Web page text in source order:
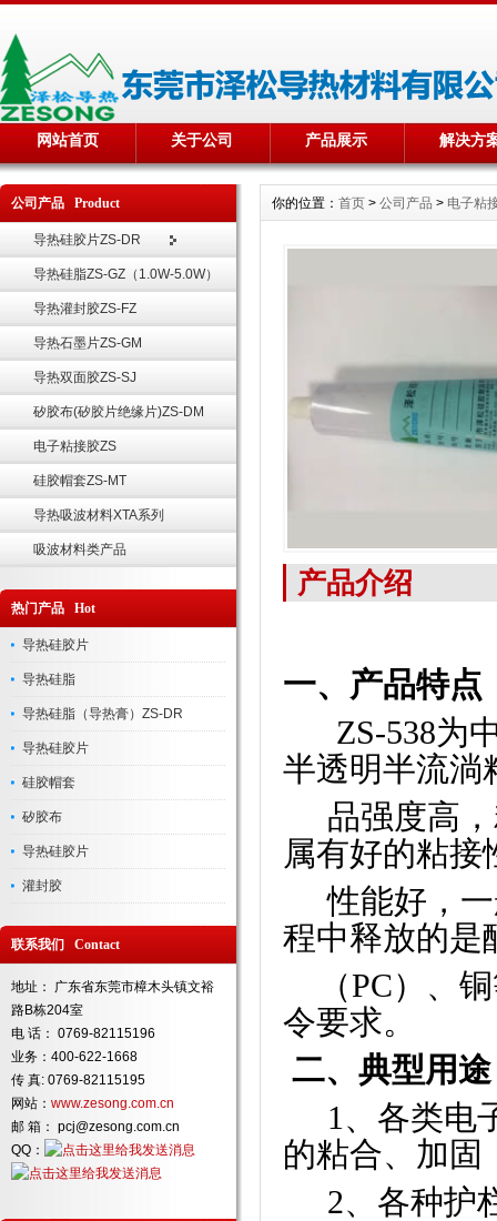
网站首页 关于公司 产品展示 解决方
公司产品 Product
导热硅胶片ZS-DR
导热硅脂ZS-GZ（1.0W-5.0W）
导热灌封胶ZS-FZ
导热石墨片ZS-GM
导热双面胶ZS-SJ
矽胶布(矽胶片绝缘片)ZS-DM
电子粘接胶ZS
硅胶帽套ZS-MT
导热吸波材料XTA系列
吸波材料类产品
热门产品 Hot
导热硅胶片
导热硅脂
导热硅脂（导热膏）ZS-DR
导热硅胶片
硅胶帽套
矽胶布
导热硅胶片
灌封胶
联系我们 Contact
地址： 广东省东莞市樟木头镇文裕
路B栋204室
电 话： 0769-82115196
业务：400-622-1668
传 真: 0769-82115195
网站： www.zesong.com.cn
邮 箱： pcj@zesong.com.cn
QQ：
你的位置： 首页 > 公司产品 > 电子粘
产品介绍
一、 产品特点
ZS-538为
半透明半流淌
品强度高
属有好的粘接
性能好，
程中释放的是
（PC）、
令要求。
二、典型用
1 、各类电
的粘合、加固
2、各种护